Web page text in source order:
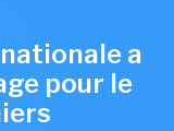
a
pour le